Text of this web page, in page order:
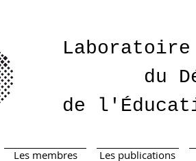
du
de
Les membres Les publications